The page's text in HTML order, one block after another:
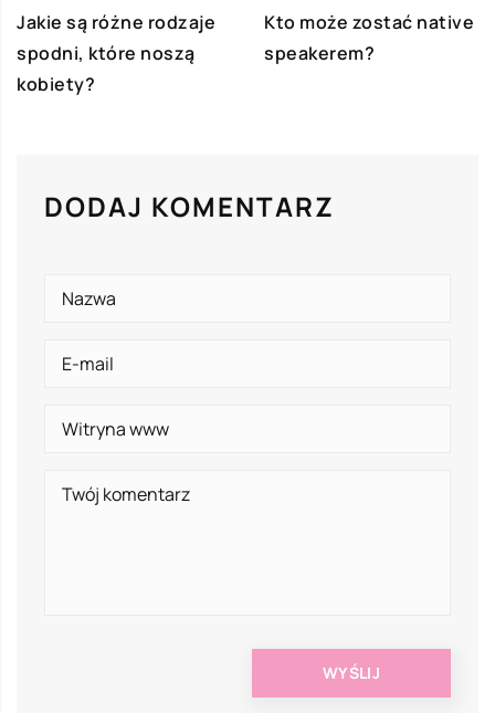
Jakie są różne rodzaje
spodni, które noszą
kobiety?
Kto może zostać native
speakerem?
DODAJ KOMENTARZ